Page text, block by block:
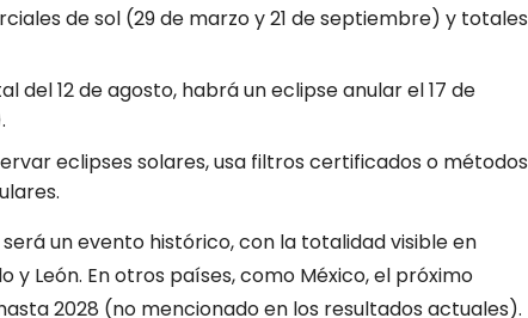
de sol (29 de marzo y 21 de septiembre) y totales
del 12 de agosto, habrá un eclipse anular el 17 de
eclipses solares, usa filtros certificados o métodos
un evento histórico, con la totalidad visible en
y León. En otros países, como México, el próximo
2028 (no mencionado en los resultados actuales).